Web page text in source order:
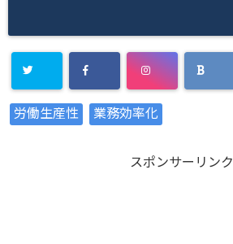
労働生産性 業務効率化
スポンサーリンク